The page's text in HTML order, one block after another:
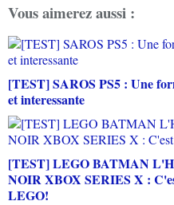
Vous aimerez aussi :
[TEST] SAROS PS5 : Une
et interessante
[TEST] LEGO BATMAN
NOIR XBOX SERIES X :
LEGO!